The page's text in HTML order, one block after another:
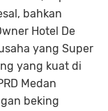
bahkan
Hotel De
yang Super
yang kuat di
Medan
beking